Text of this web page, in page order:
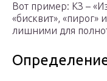
Вот пример: КЗ –
«бисквит», «пирог»
лишними для